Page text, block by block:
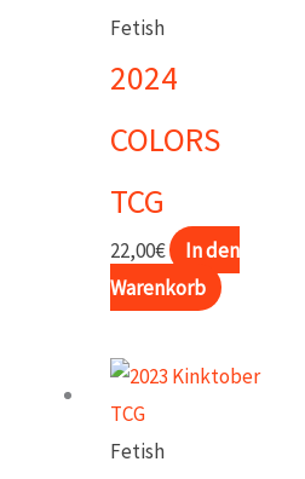
Fetish
2024
COLORS
TCG
22,00€
In den
Warenkorb
Fetish